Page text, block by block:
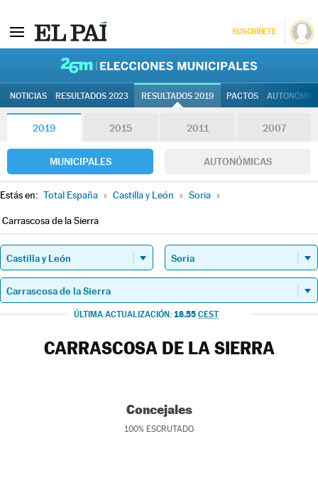
SUSCRÍBETE
NOTICIAS RESULTADOS 2023 RESULTADOS 2019 PACTOS
2019 2015 2011 2007
MUNICIPALES AUTONÓMICAS
Estás en: Total España » Castilla y León » Soria »
Carrascosa de la Sierra
ÚLTIMA ACTUALIZACIÓN: 18.55 CEST
CARRASCOSA DE LA SIERRA
Concejales
100% ESCRUTADO